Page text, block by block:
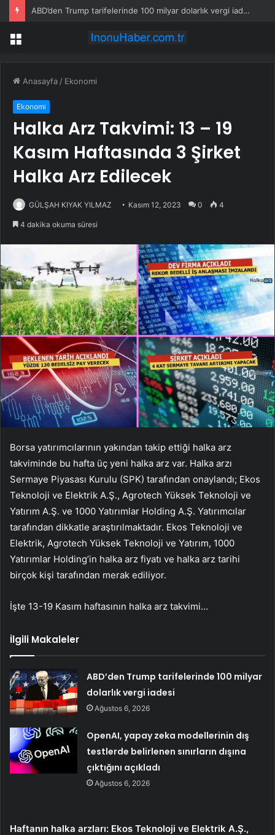
ABD’den Trump tarifelerinde 100 milyar dolarlık vergi iadesi
Menü
Anasayfa / Ekonomi
Ekonomi
Halka Arz Takvimi: 13 – 19
Kasım Haftasında 3 Şirket
Halka Arz Edilecek
GÜLŞAH KIYAK YILMAZ Kasım 12, 2023 0 4
4 dakika okuma süresi
Borsa yatırımcılarının yakından takip ettiği halka arz
takviminde bu hafta üç yeni halka arz var. Halka arzı
Sermaye Piyasası Kurulu (SPK) tarafından onaylandı; Ekos
Teknoloji ve Elektrik A.Ş., Agrotech Yüksek Teknoloji ve
Yatırım A.Ş. ve 1000 Yatırımlar Holding A.Ş. Yatırımcılar
tarafından dikkatle araştırılmaktadır. Ekos Teknoloji ve
Elektrik, Agrotech Yüksek Teknoloji ve Yatırım, 1000
Yatırımlar Holding’in halka arz fiyatı ve halka arz tarihi
birçok kişi tarafından merak ediliyor.
İşte 13-19 Kasım haftasının halka arz takvimi…
İlgili Makaleler
ABD’den Trump tarifelerinde 100 milyar
dolarlık vergi iadesi
Ağustos 6, 2026
OpenAI, yapay zeka modellerinin dış
testlerde belirlenen sınırların dışına
çıktığını açıkladı
Ağustos 6, 2026
Haftanın halka arzları: Ekos Teknoloji ve Elektrik A.Ş.,